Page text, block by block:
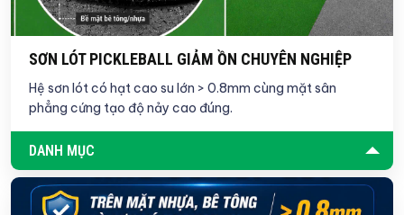
SƠN LÓT PICKLEBALL GIẢM ỒN CHUYÊN NGHIỆP
Hệ sơn lót có hạt cao su lớn > 0.8mm cùng mặt sân
phẳng cứng tạo độ nảy cao đúng.
DANH MỤC